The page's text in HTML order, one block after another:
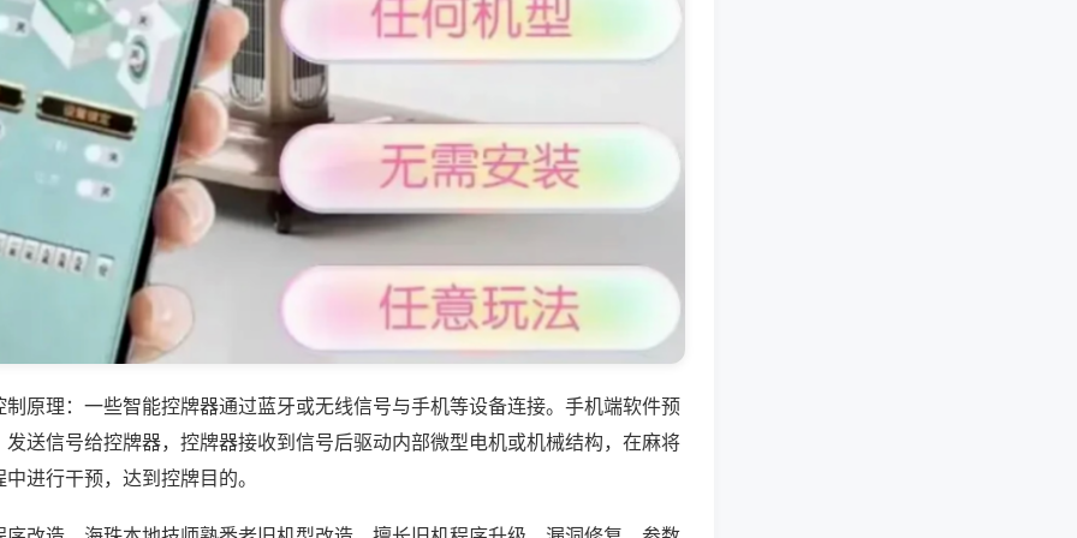
原理：一些智能控牌器通过蓝牙或无线信号与手机等设备连接。手机端软件预
送信号给控牌器，控牌器接收到信号后驱动内部微型电机或机械结构，在麻将
进行干预，达到控牌目的。